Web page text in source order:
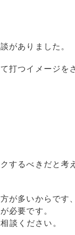
がありました。
つイメージを
するべきだと考
が多いからです
必要です。
談ください。